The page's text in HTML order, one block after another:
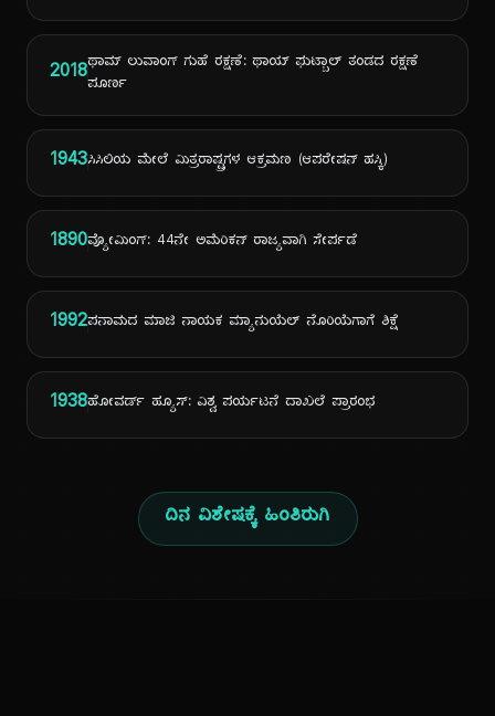
2018ಥಾಮ್ ಲುವಾಂಗ್ ಗುಹೆ ರಕ್ಷಣೆ: ಥಾಯ್ ಫುಟ್ಬಾಲ್ ತಂಡದ ರಕ್ಷಣೆ
ಪೂರ್ಣ
1943ಸಿಸಿಲಿಯ ಮೇಲೆ ಮಿತ್ರರಾಷ್ಟ್ರಗಳ ಆಕ್ರಮಣ (ಆಪರೇಷನ್ ಹಸ್ಕಿ)
1890ವ್ಯೋಮಿಂಗ್: 44ನೇ ಅಮೆರಿಕನ್ ರಾಜ್ಯವಾಗಿ ಸೇರ್ಪಡೆ
1992ಪನಾಮದ ಮಾಜಿ ನಾಯಕ ಮ್ಯಾನುಯೆಲ್ ನೊರಿಯೆಗಾಗೆ ಶಿಕ್ಷೆ
1938ಹೋವರ್ಡ್ ಹ್ಯೂಸ್: ವಿಶ್ವ ಪರ್ಯಟನೆ ದಾಖಲೆ ಪ್ರಾರಂಭ
ದಿನ ವಿಶೇಷಕ್ಕೆ ಹಿಂತಿರುಗಿ